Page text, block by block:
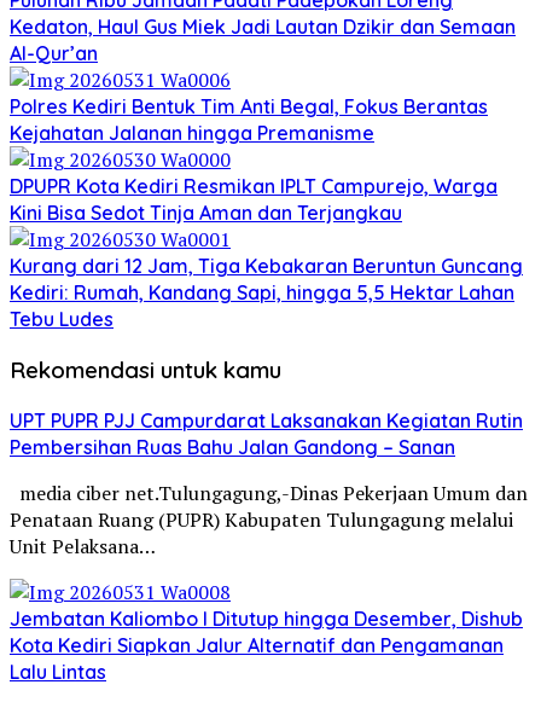
Kedaton, Haul Gus Miek Jadi Lautan Dzikir dan Semaan
Al-Qur’an
Polres Kediri Bentuk Tim Anti Begal, Fokus Berantas
Kejahatan Jalanan hingga Premanisme
DPUPR Kota Kediri Resmikan IPLT Campurejo, Warga
Kini Bisa Sedot Tinja Aman dan Terjangkau
Kurang dari 12 Jam, Tiga Kebakaran Beruntun Guncang
Kediri: Rumah, Kandang Sapi, hingga 5,5 Hektar Lahan
Tebu Ludes
Rekomendasi untuk kamu
UPT PUPR PJJ Campurdarat Laksanakan Kegiatan Rutin
Pembersihan Ruas Bahu Jalan Gandong – Sanan
media ciber net.Tulungagung,-Dinas Pekerjaan Umum dan
Penataan Ruang (PUPR) Kabupaten Tulungagung melalui
Unit Pelaksana…
Jembatan Kaliombo I Ditutup hingga Desember, Dishub
Kota Kediri Siapkan Jalur Alternatif dan Pengamanan
Lalu Lintas